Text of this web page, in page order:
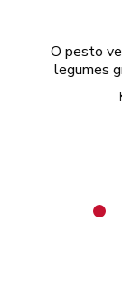
O pesto
legumes